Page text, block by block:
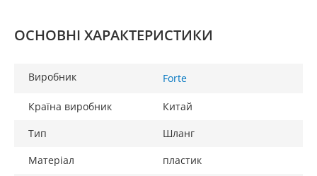
ОСНОВНІ ХАРАКТЕРИСТИКИ
Виробник Forte
Країна виробник
Китай
Тип
Шланг
Матеріал
пластик